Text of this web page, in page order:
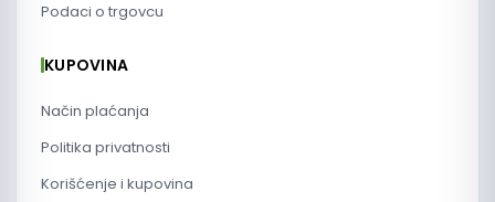
Podaci o trgovcu
KUPOVINA
Način plaćanja
Politika privatnosti
Korišćenje i kupovina